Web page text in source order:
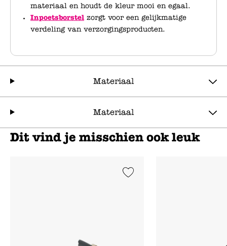
materiaal en houdt de kleur mooi en egaal.
Inpoetsborstel zorgt voor een gelijkmatige
verdeling van verzorgingsproducten.
Materiaal
Materiaal
Dit vind je misschien ook leuk
Add to Wishlist